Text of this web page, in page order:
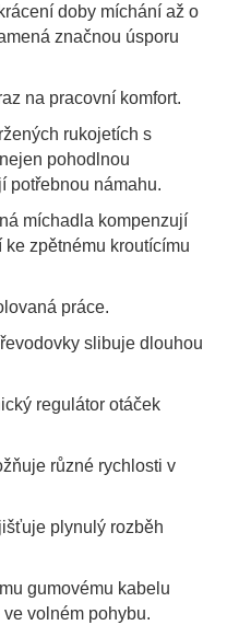
doby míchání až o
značnou úsporu
na pracovní komfort.
rukojetích s
pohodlnou
potřebnou námahu.
míchadla kompenzují
zpětnému kroutícímu
práce.
slibuje dlouhou
regulátor otáček
různé rychlosti v
plynulý rozběh
gumovému kabelu
volném pohybu.